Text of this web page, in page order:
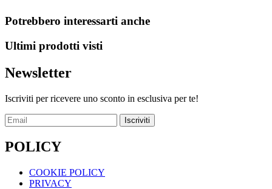
Potrebbero interessarti anche
Ultimi prodotti visti
Newsletter
Iscriviti per ricevere uno sconto in esclusiva per te!
Iscriviti
POLICY
COOKIE POLICY
PRIVACY